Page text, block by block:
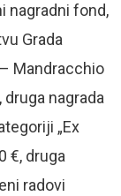
nagradni fond,
Grada
Mandracchio
druga nagrada
„Ex
€, druga
radovi